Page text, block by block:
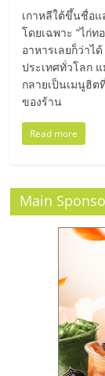
ไทย,
แฟ
รน
ไชส์,
ที่
ปรึกษา
แฟ
เกาหลีใต้ขึ้นชื่อแ
โดยเฉพาะ “ไก่
อาหารเลยก็ว่าไ
ประเทศทั่วโลก แ
กลายเป็นเมนูฮิต
ของร้าน
Read more
Main